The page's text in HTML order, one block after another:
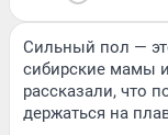
Сильный пол —
сибирские мамы
рассказали, что
держаться на